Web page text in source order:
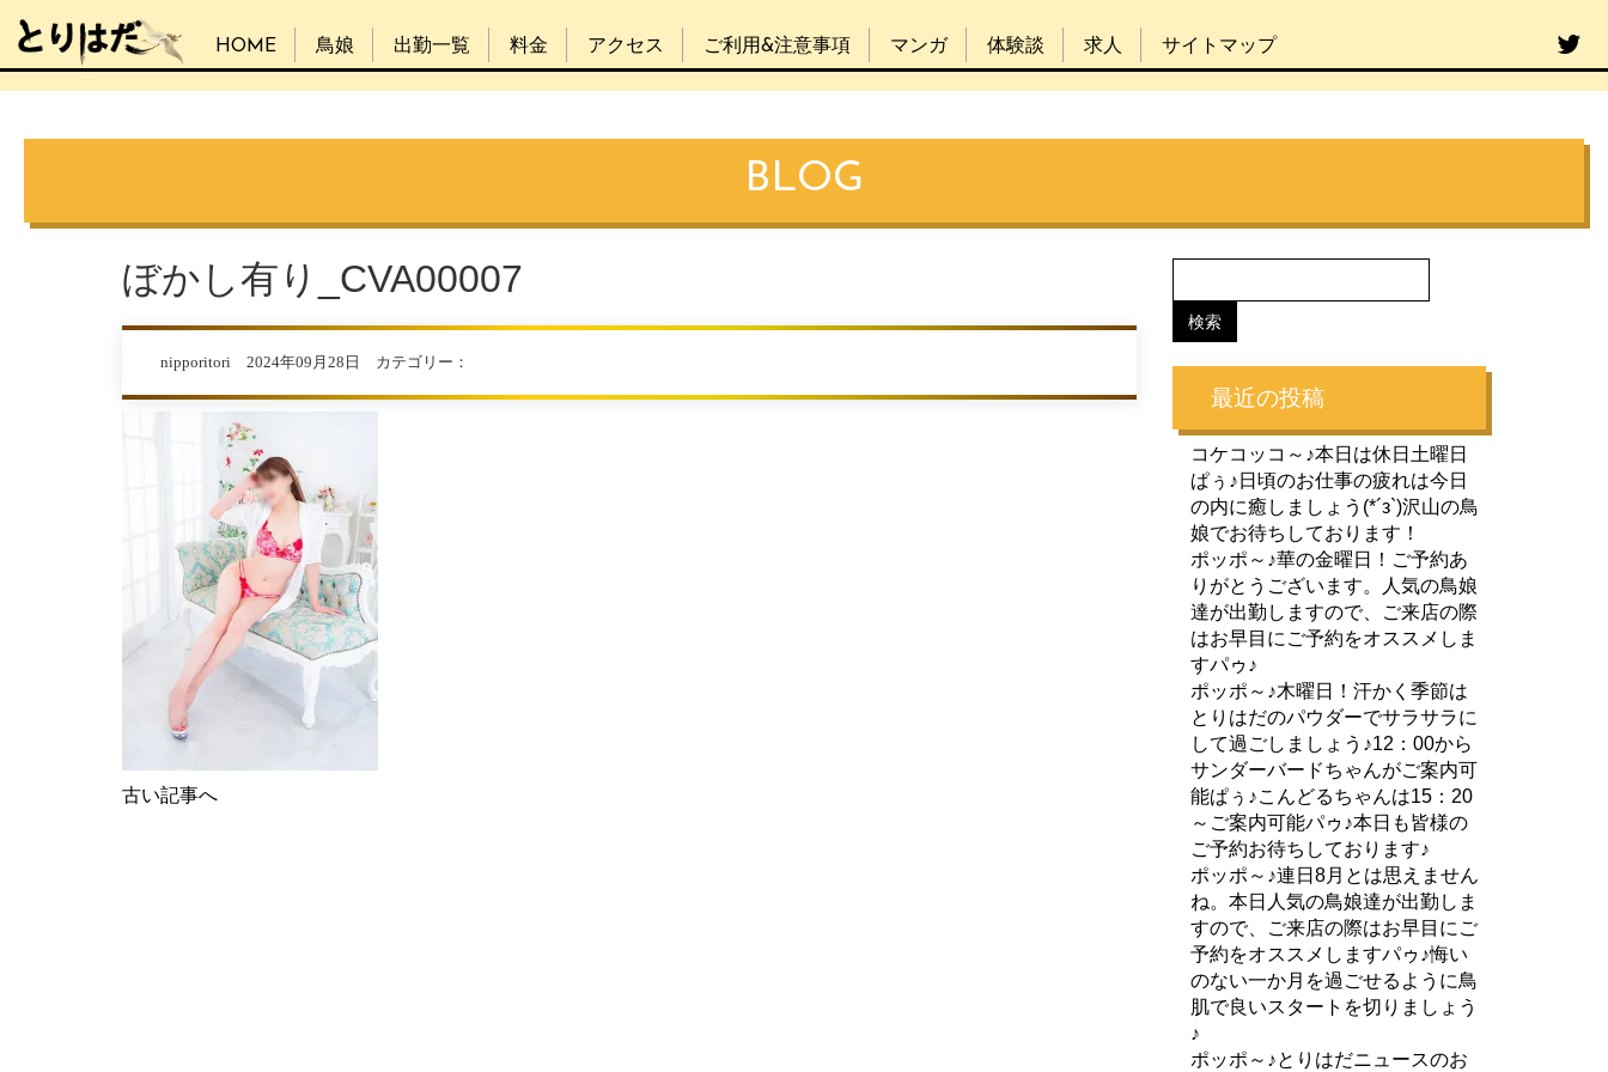
HOME 鳥娘 出勤一覧 料金 アクセス ご利用&注意事項 マンガ 体験談 求人 サイトマップ
BLOG
ぼかし有り_CVA00007
nipporitori 2024年09月28日 カテゴリー：
古い記事へ
最近の投稿
コケコッコ～♪本日は休日土曜日
ぱぅ♪日頃のお仕事の疲れは今日
の内に癒しましょう(*´з`)沢山の鳥
娘でお待ちしております！
ポッポ～♪華の金曜日！ご予約あ
りがとうございます。人気の鳥娘
達が出勤しますので、ご来店の際
はお早目にご予約をオススメしま
すパゥ♪
ポッポ～♪木曜日！汗かく季節は
とりはだのパウダーでサラサラに
して過ごしましょう♪12：00から
サンダーバードちゃんがご案内可
能ぱぅ♪こんどるちゃんは15：20
～ご案内可能パゥ♪本日も皆様の
ご予約お待ちしております♪
ポッポ～♪連日8月とは思えません
ね。本日人気の鳥娘達が出勤しま
すので、ご来店の際はお早目にご
予約をオススメしますパゥ♪悔い
のない一か月を過ごせるように鳥
肌で良いスタートを切りましょう
♪
ポッポ～♪とりはだニュースのお